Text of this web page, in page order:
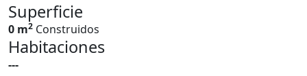
Superficie
0 m2 Construidos
Habitaciones
---